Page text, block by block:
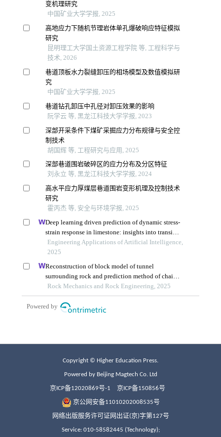
Copyright © Higher Education Press.
Powered by Beijing Magtech Co. Ltd
京ICP备12020869号-1 京ICP备150856号
京公网安备11010202008535号
网络出版服务许可证网出证(京)字第127号
Service: 010-58582445 (Technology);